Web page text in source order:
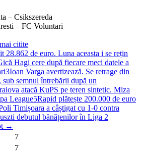
– Csikszereda
– FC Voluntari
citite
28.862 de euro. Luna aceasta i se rețin
Hagi cere după fiecare meci datele a
3Ioan Varga avertizează. Se retrage din
semnul întrebării după un
atacă KuPS pe teren sintetic. Miza
League5Rapid plătește 200.000 de euro
Timișoara a câștigat cu 1-0 contra
debutul bănățenilor în Liga 2
→
7
7